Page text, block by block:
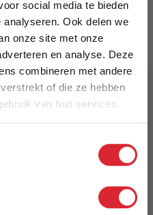
social media te bieden
Ook delen we
onze site met onze
en analyse. Deze
combineren met andere
of die ze hebben
van hun services.